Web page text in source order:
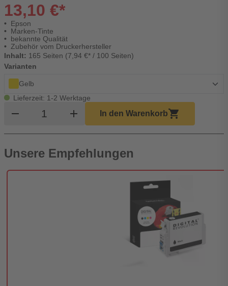
13,10 €*
Epson
Marken-Tinte
bekannte Qualität
Zubehör vom Druckerhersteller
Inhalt: 165 Seiten (7,94 €* / 100 Seiten)
Varianten
Gelb
Lieferzeit: 1-2 Werktage
remove Produkt Warenkorb Menge
add In den Warenkorbshopping_cart
Unsere Empfehlungen